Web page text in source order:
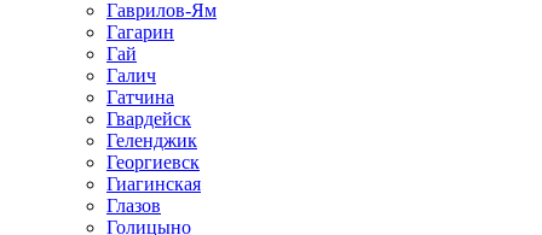
Гаврилов-Ям
Гагарин
Гай
Галич
Гатчина
Гвардейск
Геленджик
Георгиевск
Гиагинская
Глазов
Голицыно